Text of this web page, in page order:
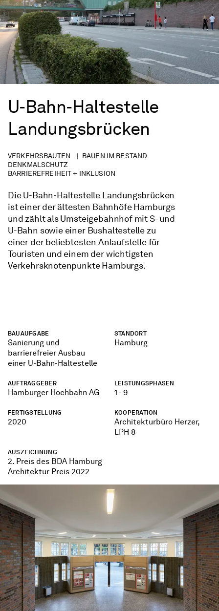
U-Bahn-Haltestelle
Landungsbrücken
VERKEHRSBAUTEN
BAUEN IM BESTAND
DENKMALSCHUTZ
BARRIEREFREIHEIT + INKLUSION
Die U-Bahn-Haltestelle Landungsbrücken
ist einer der ältesten Bahnhöfe Hamburgs
und zählt als Umsteigebahnhof mit S- und
U-Bahn sowie einer Bushaltestelle zu
einer der beliebtesten Anlaufstelle für
Touristen und einem der wichtigsten
Verkehrsknotenpunkte Hamburgs.
BAUAUFGABE
Sanierung und
barrierefreier Ausbau
einer U-Bahn-Haltestelle
STANDORT
Hamburg
AUFTRAGGEBER
Hamburger Hochbahn AG
LEISTUNGSPHASEN
1 - 9
FERTIGSTELLUNG
2020
KOOPERATION
Architekturbüro Herzer,
LPH 8
AUSZEICHNUNG
2. Preis des BDA Hamburg
Architektur Preis 2022